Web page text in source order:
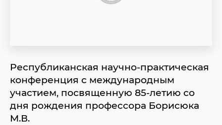
Республиканская научно-практическая
конференция с международным
участием, посвященную 85-летию со
дня рождения профессора Борисюка
М.В.